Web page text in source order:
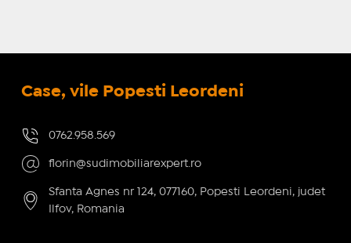
Case, vile Popesti Leordeni
0762.958.569
florin@sudimobiliarexpert.ro
Sfanta Agnes nr 124, 077160, Popesti Leordeni, judet
Ilfov, Romania